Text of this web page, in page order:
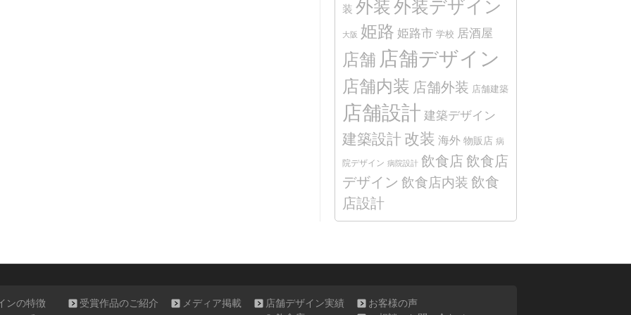
装 外装 外装デザイン
大阪 姫路 姫路市 学校 居酒屋
店舗 店舗デザイン
店舗内装 店舗外装 店舗建築
店舗設計 建築デザイン
建築設計 改装 海外 物販店 病
院デザイン 病院設計 飲食店 飲食店
デザイン 飲食店内装 飲食
店設計
ンの特徴
受賞作品のご紹介 メディア掲載
店舗デザイン実績
お客様の声